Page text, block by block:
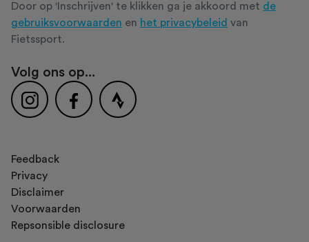
Door op 'Inschrijven' te klikken ga je akkoord met de
gebruiksvoorwaarden en het privacybeleid van
Fietssport.
Volg ons op...
Feedback
Privacy
Disclaimer
Voorwaarden
Repsonsible disclosure